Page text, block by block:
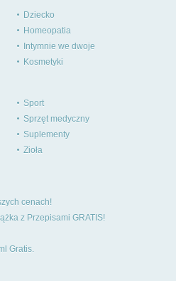
Dziecko
Homeopatia
Intymnie we dwoje
Kosmetyki
Sport
Sprzęt medyczny
Suplementy
Zioła
cenach!
z Przepisami GRATIS!
Gratis.